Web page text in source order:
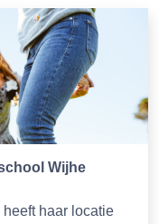
Wijhe
haar locatie